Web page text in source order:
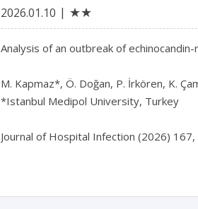
2026.01.10 ★★
Analysis of an outbreak of
M. Kapmaz*, Ö. Doğan, P. İrkören, K.
*Istanbul Medipol University, Turkey
Journal of Hospital Infection (2026)